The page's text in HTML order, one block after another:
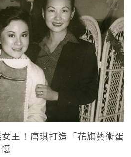
王！唐琪打造「花旗藝術蛋